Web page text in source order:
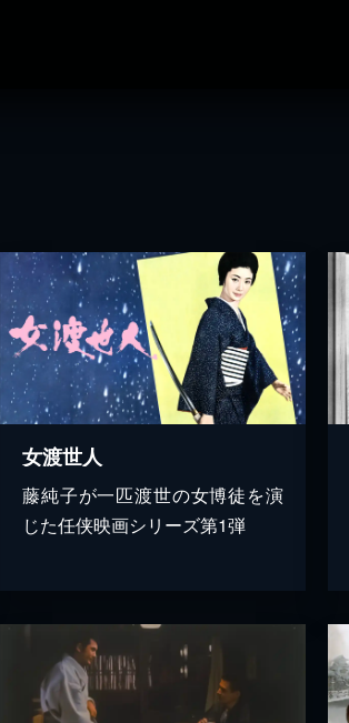
女渡世人
藤純子が一匹渡世の女博徒を演
じた任侠映画シリーズ第1弾